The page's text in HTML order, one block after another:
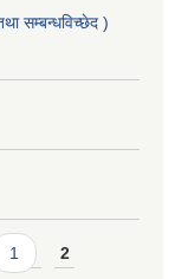
सम्बन्धविच्छेद )
1 2